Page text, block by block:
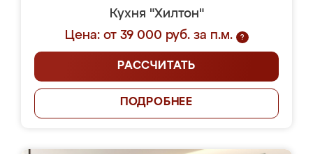
Кухня "Хилтон"
Цена: от 39 000 руб. за п.м.
?
РАССЧИТАТЬ
ПОДРОБНЕЕ